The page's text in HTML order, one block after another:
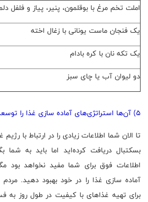
املت تخم مرغ با بوقلمون، پنیر، پیاز و فلفل
یک فنجان ماست یونانی با زغال اخته
یک تکه نان با کره بادام
دو لیوان آب یا چای سبز
5) آن‌ها استراتژی‌های آماده سازی غذا را توسعه می‌دهند
تا الان شما اطلاعات زیادی را در ارتباط با
بسکتبال دریافت کرده‌اید اما باید به
اطلاعات فوق برای شما مفید نخواهد بود
آماده سازی غذا را در خود بهبود دهید.
برای تهیه غذاهای با کیفیت در طول روز به